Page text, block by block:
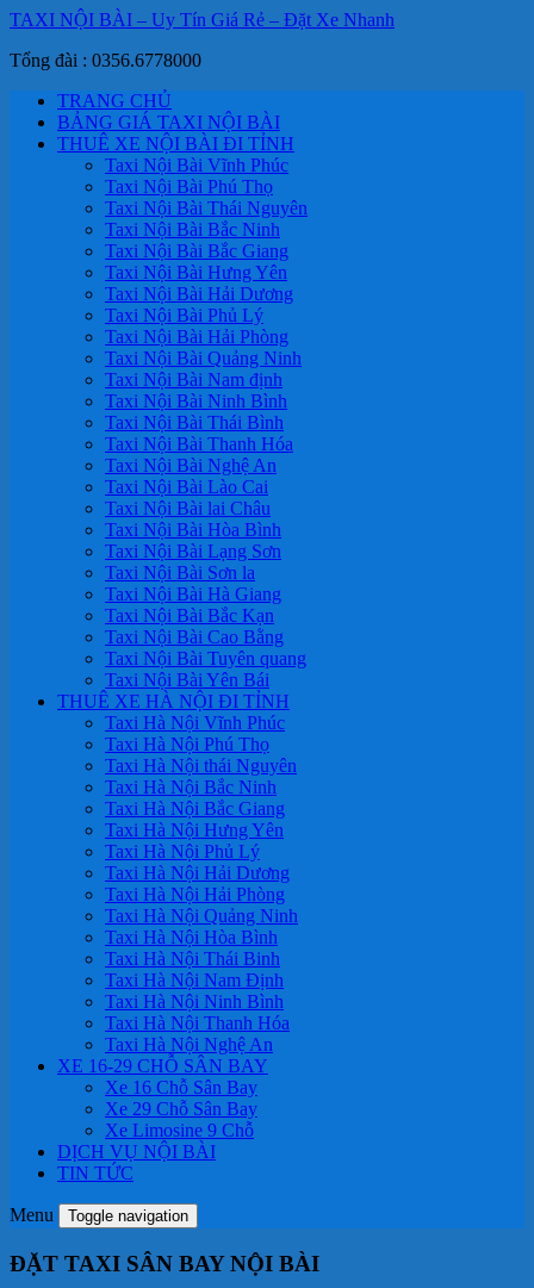
TAXI NỘI BÀI – Uy Tín Giá Rẻ – Đặt Xe Nhanh
Tổng đài : 0356.6778000
TRANG CHỦ
BẢNG GIÁ TAXI NỘI BÀI
THUÊ XE NỘI BÀI ĐI TỈNH
Taxi Nội Bài Vĩnh Phúc
Taxi Nội Bài Phú Thọ
Taxi Nội Bài Thái Nguyên
Taxi Nội Bài Bắc Ninh
Taxi Nội Bài Bắc Giang
Taxi Nội Bài Hưng Yên
Taxi Nội Bài Hải Dương
Taxi Nội Bài Phủ Lý
Taxi Nội Bài Hải Phòng
Taxi Nội Bài Quảng Ninh
Taxi Nội Bài Nam định
Taxi Nội Bài Ninh Bình
Taxi Nội Bài Thái Bình
Taxi Nội Bài Thanh Hóa
Taxi Nội Bài Nghệ An
Taxi Nội Bài Lào Cai
Taxi Nội Bài lai Châu
Taxi Nội Bài Hòa Bình
Taxi Nội Bài Lạng Sơn
Taxi Nội Bài Sơn la
Taxi Nội Bài Hà Giang
Taxi Nội Bài Bắc Kạn
Taxi Nội Bài Cao Bằng
Taxi Nội Bài Tuyên quang
Taxi Nội Bài Yên Bái
THUÊ XE HÀ NỘI ĐI TỈNH
Taxi Hà Nội Vĩnh Phúc
Taxi Hà Nội Phú Thọ
Taxi Hà Nội thái Nguyên
Taxi Hà Nội Bắc Ninh
Taxi Hà Nội Bắc Giang
Taxi Hà Nội Hưng Yên
Taxi Hà Nội Phủ Lý
Taxi Hà Nội Hải Dương
Taxi Hà Nội Hải Phòng
Taxi Hà Nội Quảng Ninh
Taxi Hà Nội Hòa Bình
Taxi Hà Nội Thái Binh
Taxi Hà Nội Nam Định
Taxi Hà Nội Ninh Bình
Taxi Hà Nội Thanh Hóa
Taxi Hà Nội Nghệ An
XE 16-29 CHỖ SÂN BAY
Xe 16 Chỗ Sân Bay
Xe 29 Chỗ Sân Bay
Xe Limosine 9 Chỗ
DỊCH VỤ NỘI BÀI
TIN TỨC
Menu Toggle navigation
ĐẶT TAXI SÂN BAY NỘI BÀI